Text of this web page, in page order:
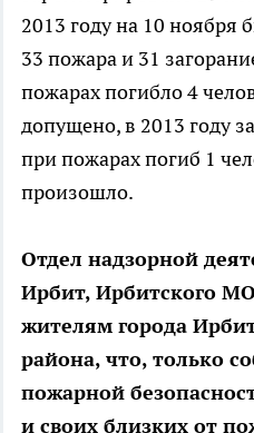
2013 году на 10 ноября
33 пожара и 31
пожарах погибло 4
допущено, в 2013 году
при пожарах погиб 1
произошло.
Отдел надзорной
Ирбит, Ирбитского
жителям города
района, что, только
пожарной
и своих близких от